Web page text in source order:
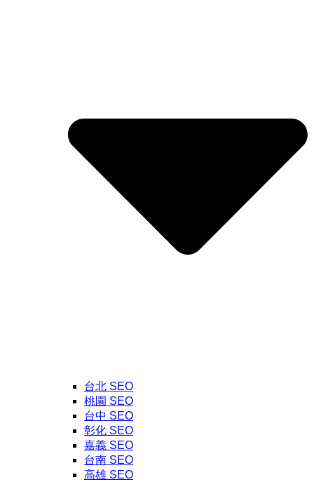
台北 SEO
桃園 SEO
台中 SEO
彰化 SEO
嘉義 SEO
台南 SEO
高雄 SEO